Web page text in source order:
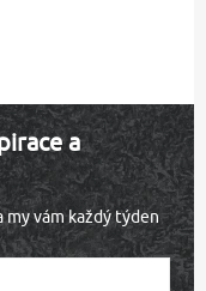
a
vám každý týden